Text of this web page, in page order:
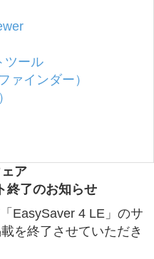
ツール
ァインダー）
ア
終了のお知らせ
EasySaver 4 LE」のサ
を終了させていただき